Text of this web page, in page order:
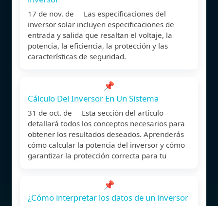
17 de nov. de Las especificaciones del
inversor solar incluyen especificaciones de
entrada y salida que resaltan el voltaje, la
potencia, la eficiencia, la protección y las
características de seguridad.
📌
Cálculo Del Inversor En Un Sistema
31 de oct. de Esta sección del artículo
detallará todos los conceptos necesarios para
obtener los resultados deseados. Aprenderás
cómo calcular la potencia del inversor y cómo
garantizar la protección correcta para tu
📌
¿Cómo interpretar los datos de un inversor